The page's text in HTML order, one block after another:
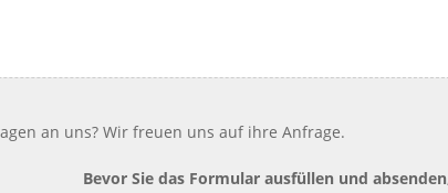
an uns? Wir freuen uns auf ihre Anfrage.
Bevor Sie das Formular ausfüllen und